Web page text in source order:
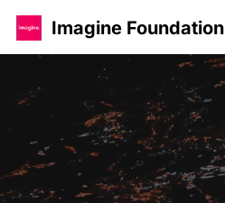
Imagine Foundation